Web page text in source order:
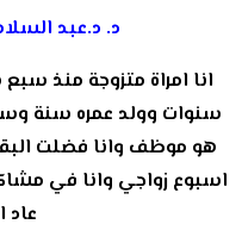
د. د.عبد
سنوات وولد عمره سنة
هو موظف وانا فضلت
عاد